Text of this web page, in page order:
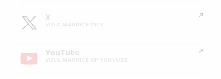
X
YouTube